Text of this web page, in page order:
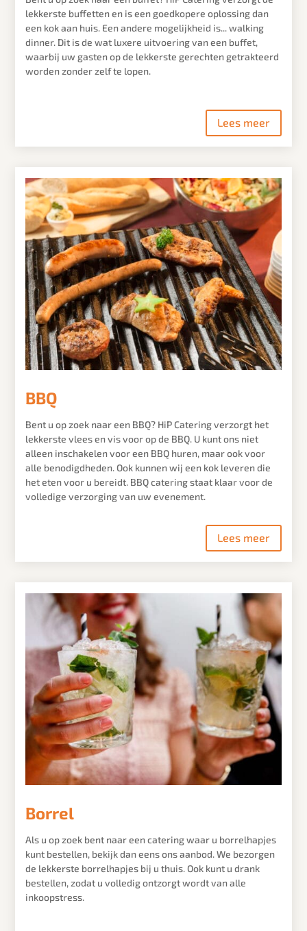
lekkerste buffetten en is een goedkopere oplossing dan
een kok aan huis. Een andere mogelijkheid is... walking
dinner. Dit is de wat luxere uitvoering van een buffet,
waarbij uw gasten op de lekkerste gerechten getrakteerd
worden zonder zelf te lopen.
Lees meer
BBQ
Bent u op zoek naar een BBQ? HiP Catering verzorgt het
lekkerste vlees en vis voor op de BBQ. U kunt ons niet
alleen inschakelen voor een BBQ huren, maar ook voor
alle benodigdheden. Ook kunnen wij een kok leveren die
het eten voor u bereidt. BBQ catering staat klaar voor de
volledige verzorging van uw evenement.
Lees meer
Borrel
Als u op zoek bent naar een catering waar u borrelhapjes
kunt bestellen, bekijk dan eens ons aanbod. We bezorgen
de lekkerste borrelhapjes bij u thuis. Ook kunt u drank
bestellen, zodat u volledig ontzorgt wordt van alle
inkoopstress.